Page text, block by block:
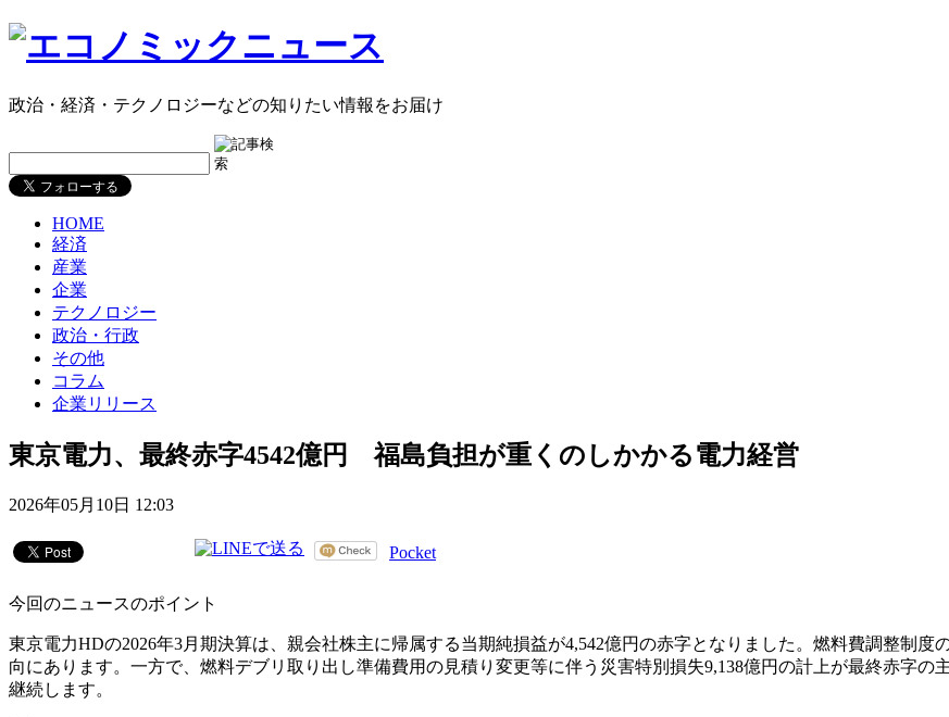
政治・経済・テクノロジーなどの知りたい情報をお届け
HOME
経済
産業
企業
テクノロジー
政治・行政
その他
コラム
企業リリース
東京電力、最終赤字4542億円 福島負担が重くのしかかる電力経営
2026年05月10日 12:03
Pocket
今回のニュースのポイント
東京電力HDの2026年3月期決算は、親会社株主に帰属する当期純損益が4,542億円の赤字となりました。燃料費調整制
向にあります。一方で、燃料デブリ取り出し準備費用の見積り変更等に伴う災害特別損失9,138億円の計上が最終赤字
継続します。